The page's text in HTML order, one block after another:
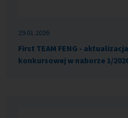
29.01.2026
First TEAM FENG -
konkursowej w naborze 1/